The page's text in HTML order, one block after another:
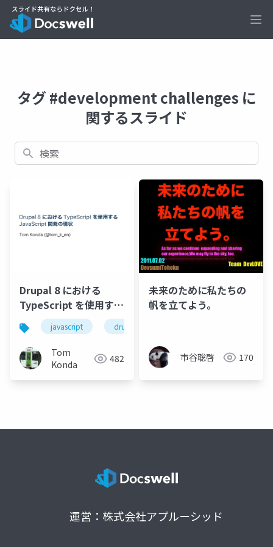
タグ #development challenges に
関するスライド
検索
Drupal 8 における
TypeScript を使用する
JavaScript 開発の現状
javascript drupal8
Tom
Konda
482
未来のために私たちの
帆を立てよう。
市谷聡啓 170
運営：株式会社アプルーシッド